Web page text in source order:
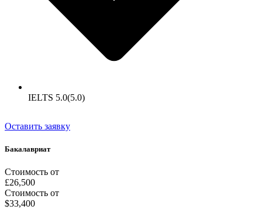
IELTS 5.0(5.0)
Оставить заявку
Бакалавриат
Стоимость от
£26,500
Стоимость от
$33,400